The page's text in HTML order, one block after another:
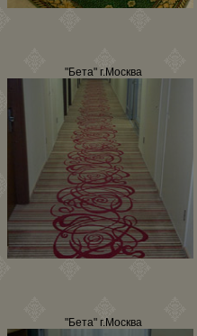
"Бета" г.Москва
"Бета" г.Москва